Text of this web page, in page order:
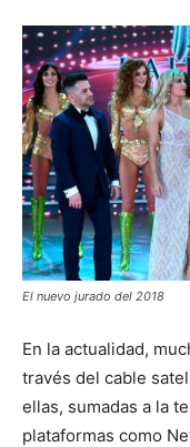
El nuevo jurado del 2018
En la actualidad,
través del cable
ellas, sumadas a la
plataformas como